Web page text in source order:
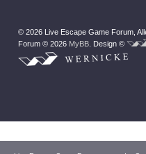
© 2026 Live Escape Game Forum,
Forum © 2026 MyBB. Design ©